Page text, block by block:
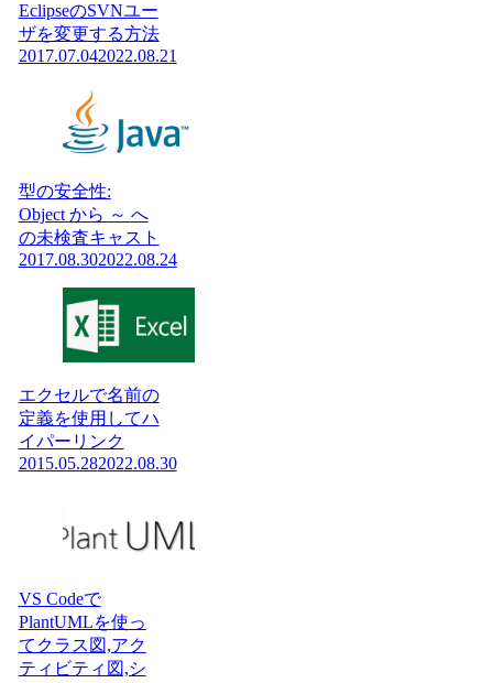
EclipseのSVNユー
ザを変更する方法
2017.07.042022.08.21
型の安全性:
Object から ～ へ
の未検査キャスト
2017.08.302022.08.24
エクセルで名前の
定義を使用してハ
イパーリンク
2015.05.282022.08.30
VS Codeで
PlantUMLを使っ
てクラス図,アク
ティビティ図,シ